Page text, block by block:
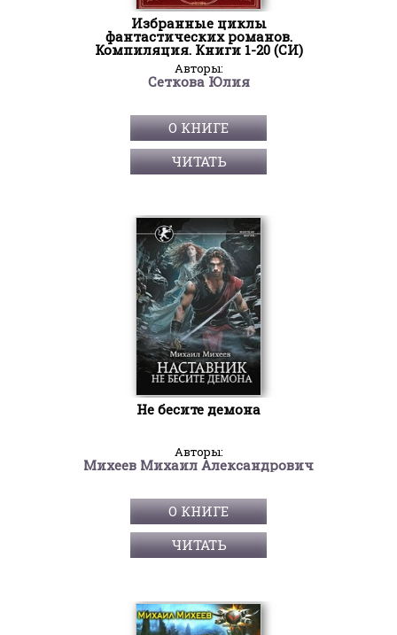
Избранные циклы
фантастических романов.
Компиляция. Книги 1-20 (СИ)
Авторы:
Сеткова Юлия
О КНИГЕ
ЧИТАТЬ
Не бесите демона
Авторы:
Михеев Михаил Александрович
О КНИГЕ
ЧИТАТЬ